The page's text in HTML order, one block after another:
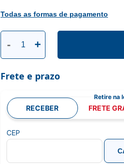
Todas as formas de pagamento
- +
Frete e prazo
RECEBER FRETE
CEP